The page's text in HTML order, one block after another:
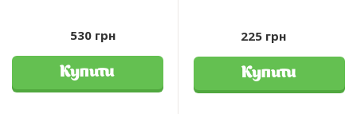
530 грн
Купити
225 грн
Купити